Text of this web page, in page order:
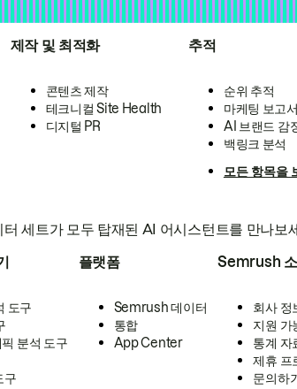
제작 및 최적화
콘텐츠 제작
테크니컬 Site Health
디지털 PR
추적
순위 추적
마케팅 보고
AI 브랜드 감
백링크 분석
모든 항목을
세트가 모두 탑재된 AI 어시스턴트를 만나보
도구
분석 도구
구
플랫폼
Semrush 데이터
통합
App Center
Semrush
회사 정
지원 가
통계 자
제휴 프
문의하